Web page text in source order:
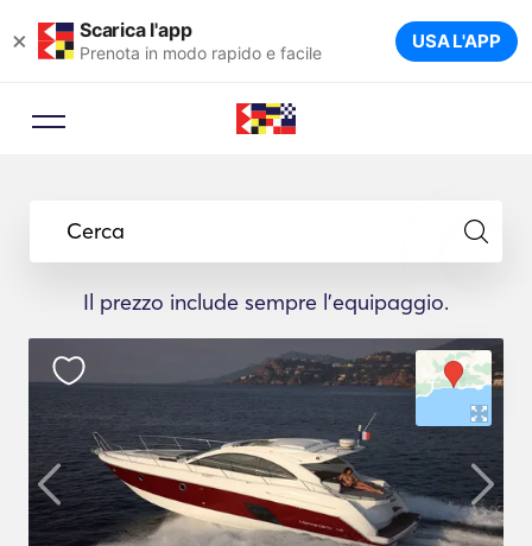
× Scarica l'app
Prenota in modo rapido e facile USA L'APP
Cerca
Il prezzo include sempre l'equipaggio.